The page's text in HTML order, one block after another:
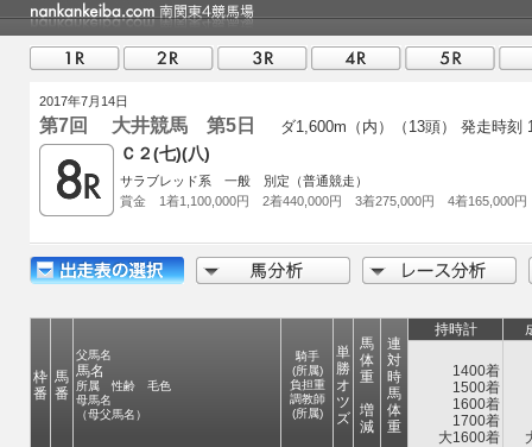
2017年7月14日
第7回 大井競馬 第5日 ダ1,600m（内）（13頭） 発走時刻
Ｃ２(七)(八)
サラブレッド系 一般 別定（普通競走）
賞金 1着1,100,000円 2着440,000円 3着275,000円 4着165,000円
枠
番
馬
番
父馬名
馬名
所属 性齢 毛色
母馬名
（母父馬名）
騎手
(所属)
負担重
調教師
(所属)
単
勝
オ
ツ
ズ
馬
体
重
増
減
連
対
時
馬
体
重
持時計
1400着
1500着
1600着
1700着
大1600着